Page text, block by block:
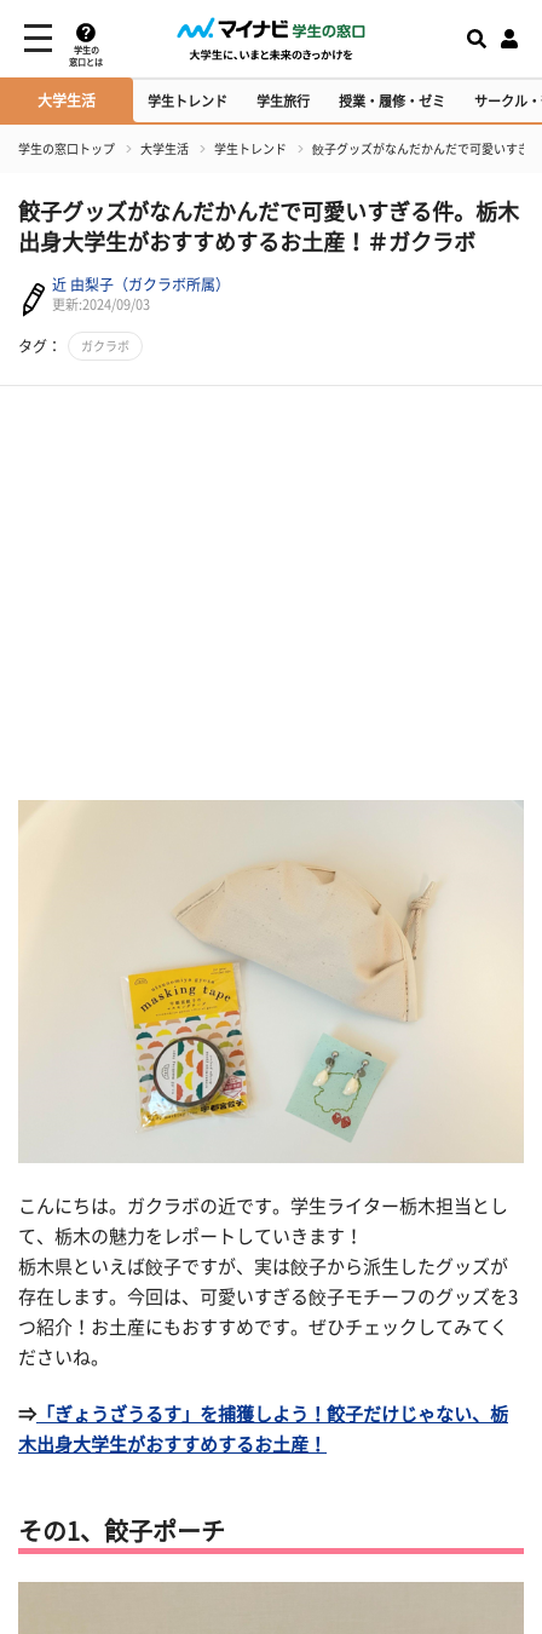
学生の
窓口とは
大学生活 学生トレンド 学生旅行 授業・履修・ゼミ サークル
学生の窓口トップ 大学生活 学生トレンド 餃子グッズがなんだかんだで可愛いすぎ
餃子グッズがなんだかんだで可愛いすぎる件。栃木
出身大学生がおすすめするお土産！＃ガクラボ
近 由梨子（ガクラボ所属）
更新:2024/09/03
タグ： ガクラボ
こんにちは。ガクラボの近です。学生ライター栃木担当とし
て、栃木の魅力をレポートしていきます！
栃木県といえば餃子ですが、実は餃子から派生したグッズが
存在します。今回は、可愛いすぎる餃子モチーフのグッズを3
つ紹介！お土産にもおすすめです。ぜひチェックしてみてく
ださいね。
⇒「ぎょうざうるす」を捕獲しよう！餃子だけじゃない、栃
木出身大学生がおすすめするお土産！
その1、餃子ポーチ